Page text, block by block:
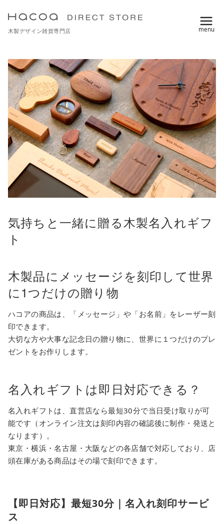
木製デザイン雑貨専門店
気持ちと一緒に贈る木製名入れギフ
ト
木製品にメッセージを刻印して世界
に1つだけの贈り物
ハコアの商品は、「メッセージ」や「お名前」をレーザー刻
印できます。
大切な方や大事な記念日の贈り物に、世界に１つだけのプレ
ゼントをお作りします。
名入れギフトは即日対応できる？
名入れギフトは、直営店なら最短30分で当日受け取りが可
能です（オンライン注文は刻印内容の確認後に制作・発送と
なります）。
東京・横浜・名古屋・大阪などの各店舗で対応しており、店
頭在庫がある商品はその場で刻印できます。
【即日対応】最短30分｜名入れ刻印サービ
ス